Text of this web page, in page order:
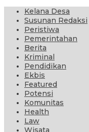
Kelana Desa
Susunan Redaksi
Peristiwa
Pemerintahan
Berita
Kriminal
Pendidikan
Ekbis
Featured
Potensi
Komunitas
Health
Law
Wisata